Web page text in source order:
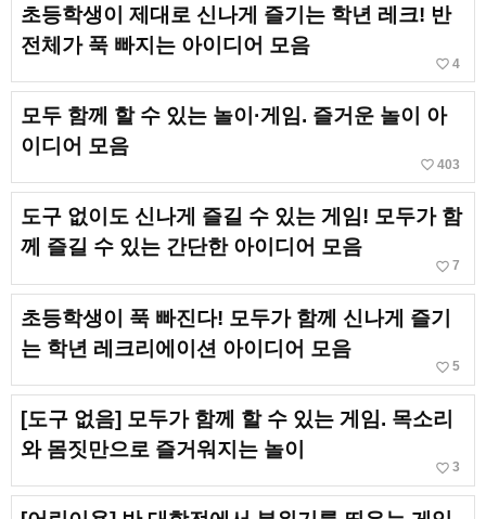
초등학생이 제대로 신나게 즐기는 학년 레크! 반
전체가 푹 빠지는 아이디어 모음
favorite_border 4
모두 함께 할 수 있는 놀이·게임. 즐거운 놀이 아
이디어 모음
favorite_border 403
도구 없이도 신나게 즐길 수 있는 게임! 모두가 함
께 즐길 수 있는 간단한 아이디어 모음
favorite_border 7
초등학생이 푹 빠진다! 모두가 함께 신나게 즐기
는 학년 레크리에이션 아이디어 모음
favorite_border 5
[도구 없음] 모두가 함께 할 수 있는 게임. 목소리
와 몸짓만으로 즐거워지는 놀이
favorite_border 3